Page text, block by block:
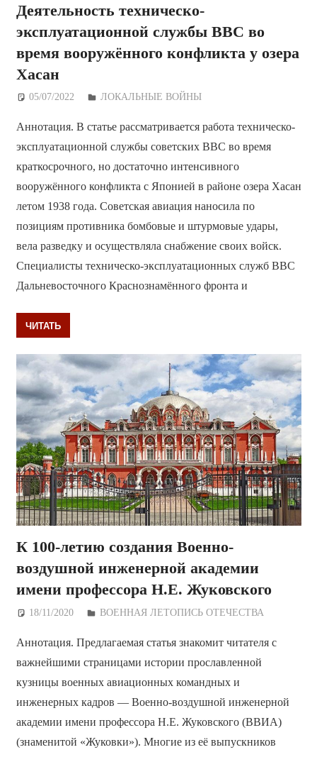
Деятельность техническо-
эксплуатационной службы ВВС во
время вооружённого конфликта у озера
Хасан
05/07/2022 Дежурный по Редакции
ЛОКАЛЬНЫЕ ВОЙНЫ
Аннотация. В статье рассматривается работа техническо-
эксплуатационной службы советских ВВС во время
краткосрочного, но достаточно интенсивного
вооружённого конфликта с Японией в районе озера Хасан
летом 1938 года. Советская авиация наносила по
позициям противника бомбовые и штурмовые удары,
вела разведку и осуществляла снабжение своих войск.
Специалисты техническо-эксплуатационных служб ВВС
Дальневосточного Краснознамённого фронта и
ЧИТАТЬ
К 100-летию создания Военно-
воздушной инженерной академии
имени профессора Н.Е. Жуковского
18/11/2020 Дежурный по Редакции
ВОЕННАЯ ЛЕТОПИСЬ ОТЕЧЕСТВА
Аннотация. Предлагаемая статья знакомит читателя с
важнейшими страницами истории прославленной
кузницы военных авиационных командных и
инженерных кадров — Военно-воздушной инженерной
академии имени профессора Н.Е. Жуковского (ВВИА)
(знаменитой «Жуковки»). Многие из её выпускников